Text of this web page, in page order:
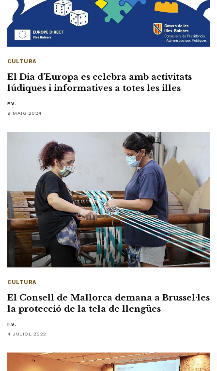
CULTURA
El Dia d’Europa es celebra amb activitats
lúdiques i informatives a totes les illes
F.V.
9 MAIG 2024
CULTURA
El Consell de Mallorca demana a Brussel·les
la protecció de la tela de llengües
F.V.
4 JULIOL 2022